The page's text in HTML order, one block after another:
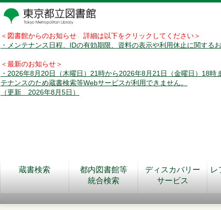
＜図書館からのお知らせ 詳細は以下をクリックしてください＞
・メンテナンス日程、IDの有効期限、資料の表示や利用休止に関する
＜最新のお知らせ＞
・2026年8月20日（木曜日）21時から2026年8月21日（金曜日）18時
テナンスのため蔵書検索等Webサービスが利用できません。
（更新 2026年8月5日）
蔵書検索
都内図書館等
統合検索
ディスカバリー
サービス
レ